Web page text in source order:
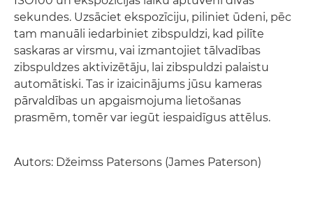
sekundes. Uzsāciet ekspozīciju, piliniet ūdeni, pēc
tam manuāli iedarbiniet zibspuldzi, kad pilīte
saskaras ar virsmu, vai izmantojiet tālvadības
zibspuldzes aktivizētāju, lai zibspuldzi palaistu
automātiski. Tas ir izaicinājums jūsu kameras
pārvaldības un apgaismojuma lietošanas
prasmēm, tomēr var iegūt iespaidīgus attēlus.
Autors: Džeimss Patersons (James Paterson)